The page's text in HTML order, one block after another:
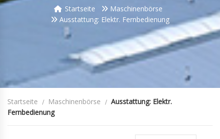
Startseite
Maschinenbörse
Ausstattung: Elektr. Fernbedienung
Startseite Maschinenbörse
Ausstattung: Elektr.
Fernbedienung